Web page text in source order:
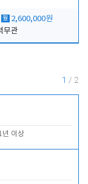
월 2,600,000원
무관
1 / 2
년 이상